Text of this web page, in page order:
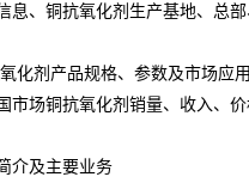
铜抗氧化剂生产基地、总部
产品规格、参数及市场应
铜抗氧化剂销量、收入、价
及主要业务